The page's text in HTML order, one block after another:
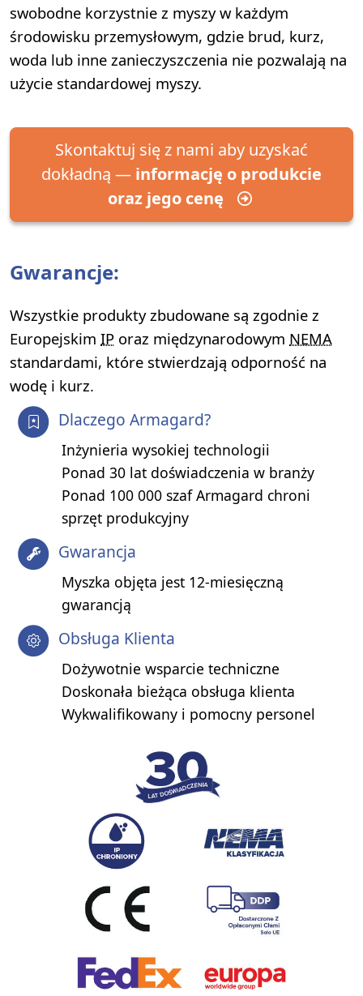
swobodne korzystnie z myszy w każdym
środowisku przemysłowym, gdzie brud, kurz,
woda lub inne zanieczyszczenia nie pozwalają na
użycie standardowej myszy.
Skontaktuj się z nami aby uzyskać
dokładną — informację o produkcie
oraz jego cenę
Gwarancje:
Wszystkie produkty zbudowane są zgodnie z
Europejskim IP oraz międzynarodowym NEMA
standardami, które stwierdzają odporność na
wodę i kurz.
Dlaczego Armagard?
Inżynieria wysokiej technologii
Ponad 30 lat doświadczenia w branży
Ponad 100 000 szaf Armagard chroni
sprzęt produkcyjny
Gwarancja
Myszka objęta jest 12-miesięczną
gwarancją
Obsługa Klienta
Dożywotnie wsparcie techniczne
Doskonała bieżąca obsługa klienta
Wykwalifikowany i pomocny personel